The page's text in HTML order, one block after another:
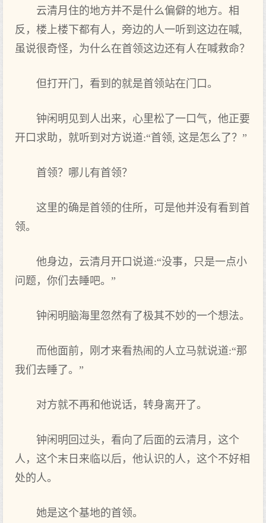
云清月住的地方并不是什么偏僻的地方。相
反，楼上楼下都有人，旁边的人一听到这边在喊,
虽说很奇怪，为什么在首领这边还有人在喊救命？
但打开门，看到的就是首领站在门口。
钟闲明见到人出来，心里松了一口气，他正要
开口求助，就听到对方说道:“首领, 这是怎么了？”
首领？哪儿有首领？
这里的确是首领的住所，可是他并没有看到首
领。
他身边，云清月开口说道:“没事，只是一点小
问题，你们去睡吧。”
钟闲明脑海里忽然有了极其不妙的一个想法。
而他面前，刚才来看热闹的人立马就说道:“那
我们去睡了。”
对方就不再和他说话，转身离开了。
钟闲明回过头，看向了后面的云清月，这个
人，这个末日来临以后，他认识的人，这个不好相
处的人。
她是这个基地的首领。